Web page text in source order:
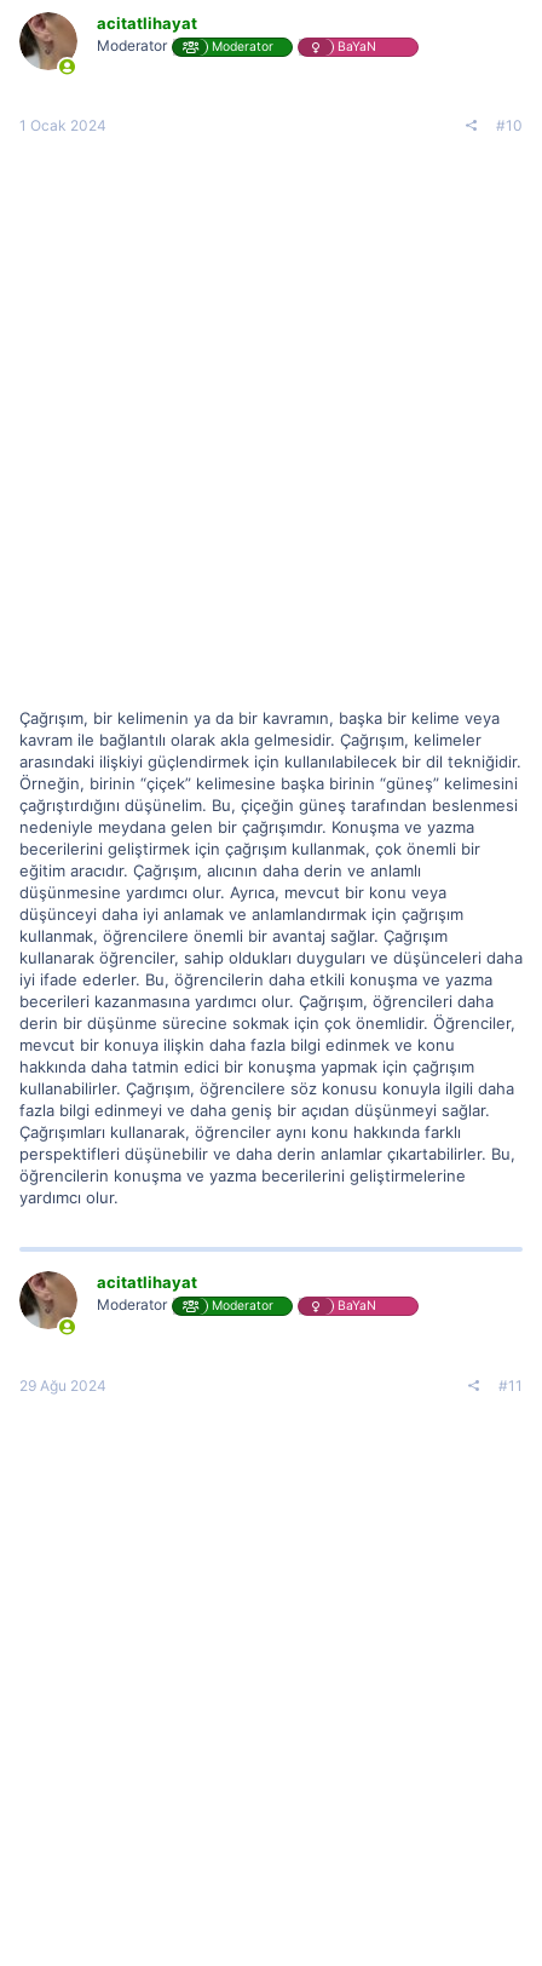
acitatlihayat
Moderator Moderator BaYaN
1 Ocak 2024 #10
Çağrışım, bir kelimenin ya da bir kavramın, başka bir kelime veya
kavram ile bağlantılı olarak akla gelmesidir. Çağrışım, kelimeler
arasındaki ilişkiyi güçlendirmek için kullanılabilecek bir dil tekniğidir.
Örneğin, birinin “çiçek” kelimesine başka birinin “güneş” kelimesini
çağrıştırdığını düşünelim. Bu, çiçeğin güneş tarafından beslenmesi
nedeniyle meydana gelen bir çağrışımdır. Konuşma ve yazma
becerilerini geliştirmek için çağrışım kullanmak, çok önemli bir
eğitim aracıdır. Çağrışım, alıcının daha derin ve anlamlı
düşünmesine yardımcı olur. Ayrıca, mevcut bir konu veya
düşünceyi daha iyi anlamak ve anlamlandırmak için çağrışım
kullanmak, öğrencilere önemli bir avantaj sağlar. Çağrışım
kullanarak öğrenciler, sahip oldukları duyguları ve düşünceleri daha
iyi ifade ederler. Bu, öğrencilerin daha etkili konuşma ve yazma
becerileri kazanmasına yardımcı olur. Çağrışım, öğrencileri daha
derin bir düşünme sürecine sokmak için çok önemlidir. Öğrenciler,
mevcut bir konuya ilişkin daha fazla bilgi edinmek ve konu
hakkında daha tatmin edici bir konuşma yapmak için çağrışım
kullanabilirler. Çağrışım, öğrencilere söz konusu konuyla ilgili daha
fazla bilgi edinmeyi ve daha geniş bir açıdan düşünmeyi sağlar.
Çağrışımları kullanarak, öğrenciler aynı konu hakkında farklı
perspektifleri düşünebilir ve daha derin anlamlar çıkartabilirler. Bu,
öğrencilerin konuşma ve yazma becerilerini geliştirmelerine
yardımcı olur.
acitatlihayat
Moderator Moderator BaYaN
29 Ağu 2024 #11